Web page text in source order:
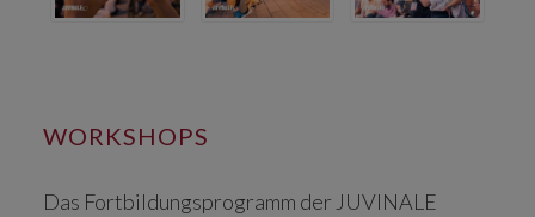
WORKSHOPS
Das Fortbildungsprogramm der JUVINALE